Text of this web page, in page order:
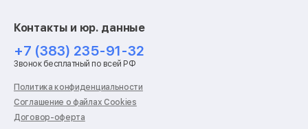
Ремонт роботов-пылесосов
Ремонт холодильников
Ремонт стиральных машин
Ремонт пылесосов
Ремонт варочных панелей
Ремонт духовых шкафов
Ремонт кондиционеров
Ремонт кухонных комбайнов
Контакты и юр. данные
+7 (383) 235-91-32
Звонок бесплатный по всей РФ
Политика конфиденциальности
Соглашение о файлах Cookies
Договор-оферта